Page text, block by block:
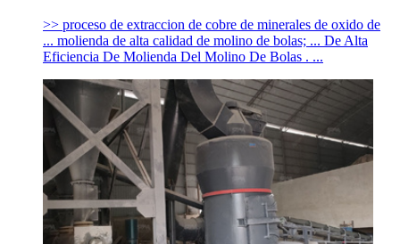
>> proceso de extraccion de cobre de minerales de oxido de
... molienda de alta calidad de molino de bolas; ... De Alta
Eficiencia De Molienda Del Molino De Bolas . ...